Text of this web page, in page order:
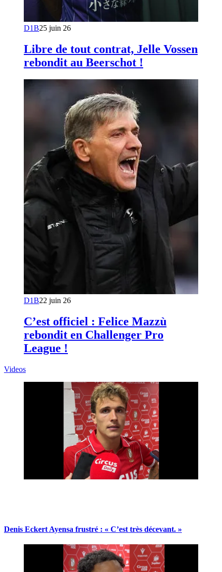
D1B25 juin 26
Libre de tout contrat, Jelle Vossen
rebondit au Beerschot !
D1B22 juin 26
C’est officiel : Felice Mazzù
rebondit en Challenger Pro
League !
Videos
Denis Eckert Ayensa frustré : « C’est très décevant. »